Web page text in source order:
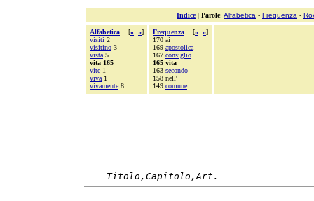
Indice| Parole: Alfabetica - Frequenza -
Alfabetica [« »]
visiti 2
visitino 3
vista 5
vita 165
vite 1
viva 1
vivamente 8
Frequenza [« »]
170 ai
169 apostolica
167 consiglio
165 vita
163 secondo
158 nell'
149 comune
Titolo,Capitolo,Art.